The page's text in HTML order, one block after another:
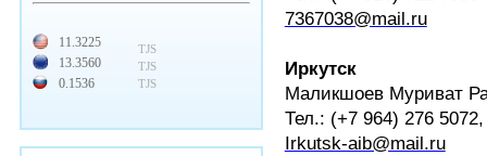
11.3225
13.3560
0.1536
TJS
TJS
TJS
7367038@mail.ru
Иркутск
Маликшоев Муриват
Тел.: (+7 964) 276
Irkutsk-aib@mail.ru